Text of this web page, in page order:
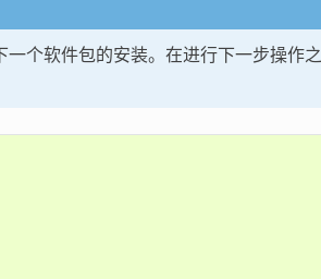
个软件包的安装。在进行下一步操作之